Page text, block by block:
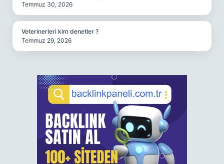
Temmuz 30, 2026
Veterinerleri kim denetler ?
Temmuz 29, 2026